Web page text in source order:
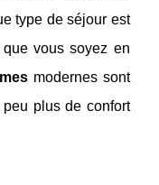
type de séjour est
vous soyez en
modernes sont
plus de confort